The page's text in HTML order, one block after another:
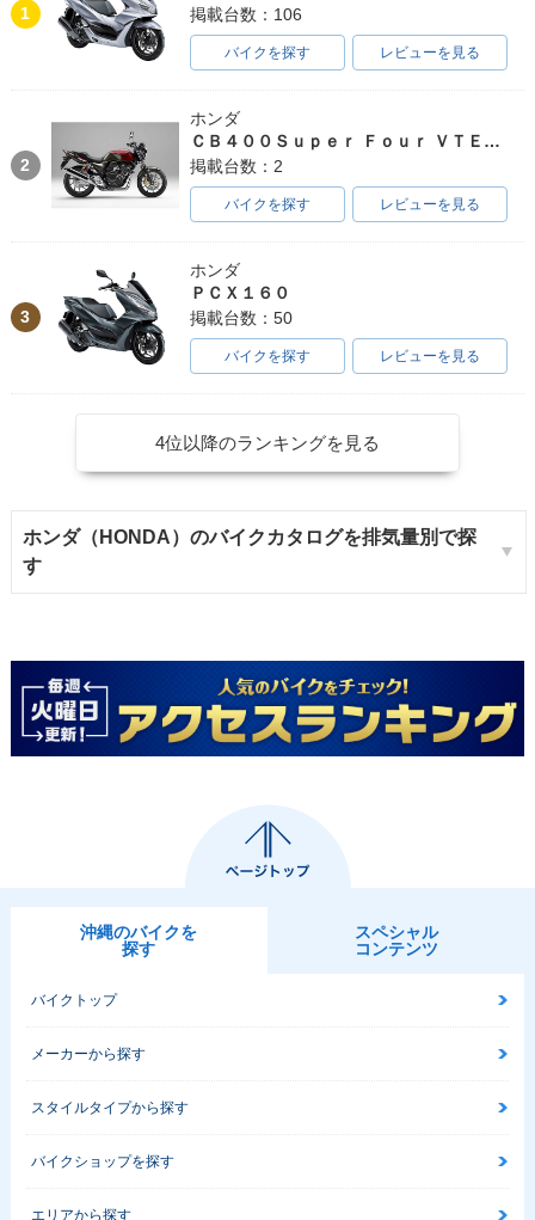
1
掲載台数：106
バイクを探す レビューを見る
2
ホンダ
ＣＢ４００Ｓｕｐｅｒ Ｆｏｕｒ ＶＴＥＣ ＳＰＥＣ３
掲載台数：2
バイクを探す レビューを見る
3
ホンダ
ＰＣＸ１６０
掲載台数：50
バイクを探す レビューを見る
4位以降のランキングを見る
ホンダ（HONDA）のバイクカタログを排気量別で探
す
沖縄のバイクを
探す
スペシャル
コンテンツ
バイクトップ
メーカーから探す
スタイルタイプから探す
バイクショップを探す
エリアから探す